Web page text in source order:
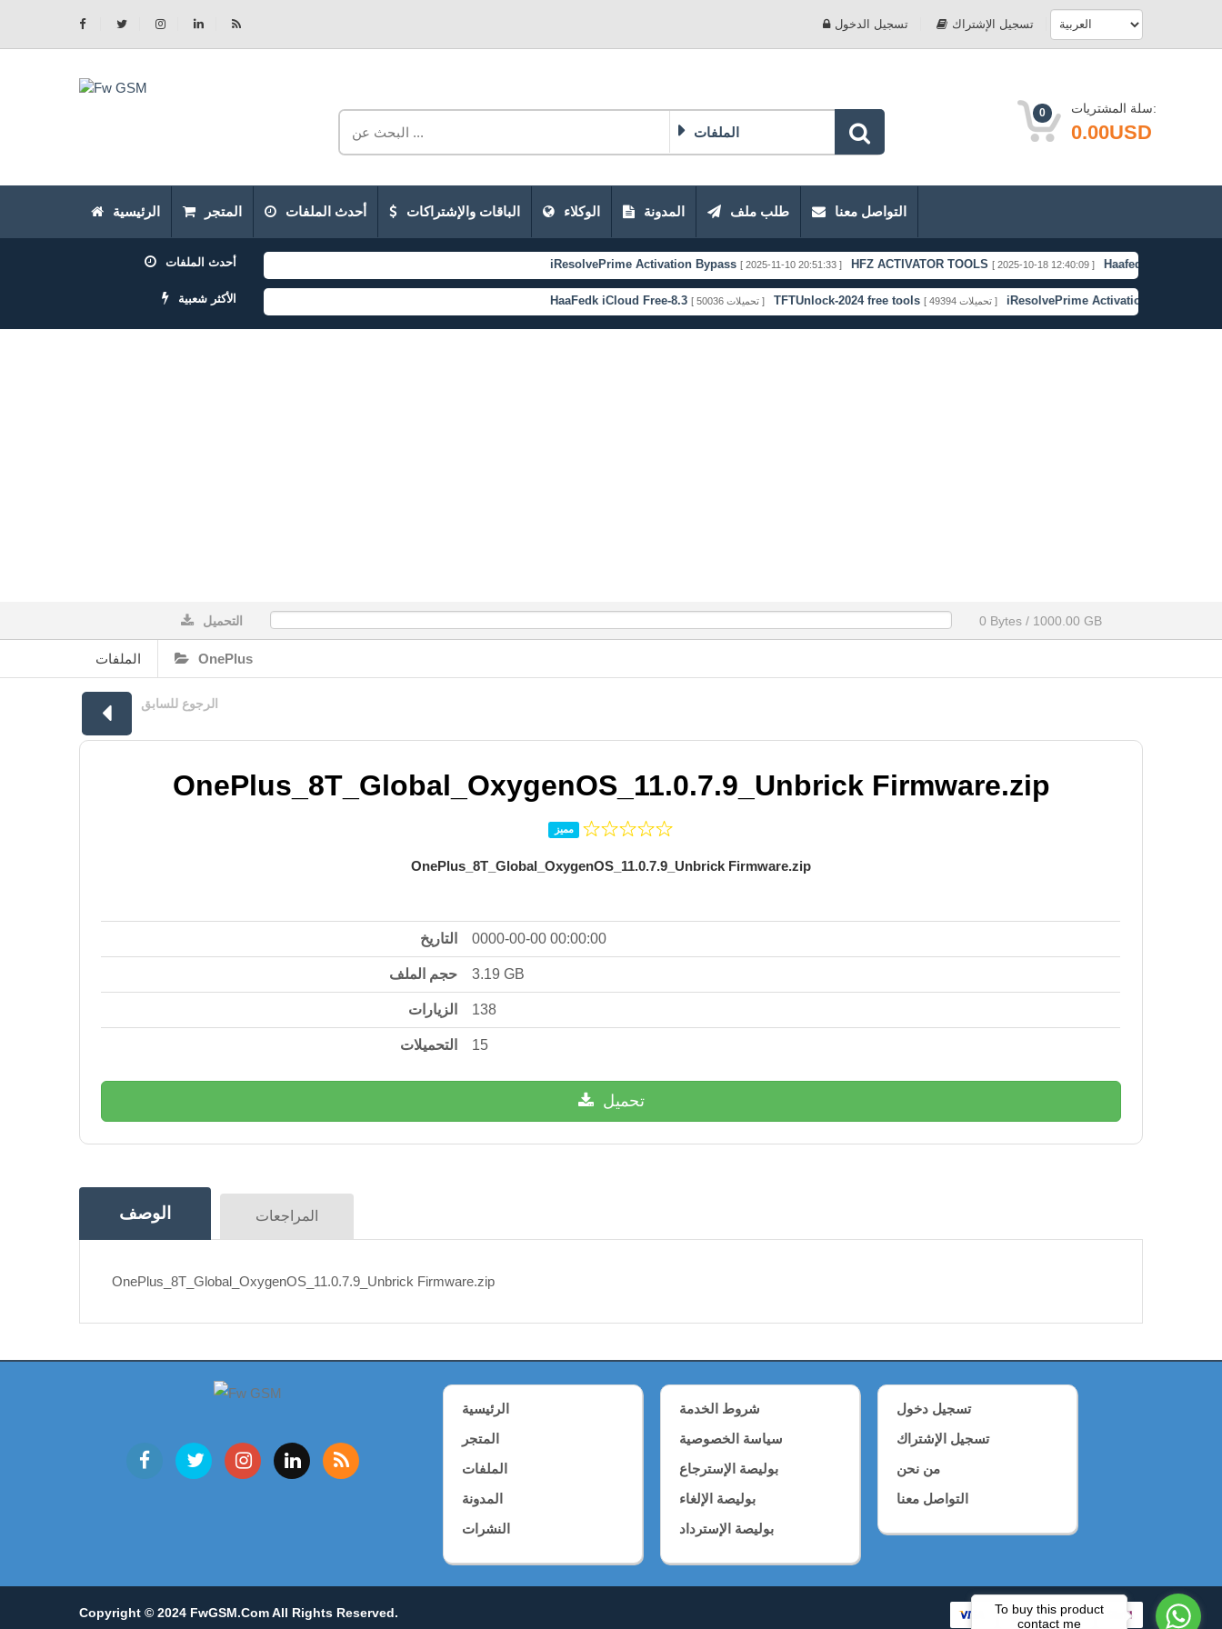
تسجيل الدخول تسجيل الإشتراك
الملفات
0 سلة المشتريات:
0.00USD
الرئيسية المتجر أحدث الملفات الباقات والإشتراكات الوكلاء المدونة طلب ملف التواصل معنا
أحدث الملفات iResolvePrime Activation Bypass [ 2025-11-10 20:51:33 ] HFZ ACTIVATOR TOOLS [ 2025-10-18 12:40:09 ] Haafedk Gsm Free
الأكثر شعبية HaaFedk iCloud Free-8.3 [ 50036 تحميلات ] TFTUnlock-2024 free tools [ 49394 تحميلات ] iResolvePrime Activation Bypass
التحميل 0 Bytes / 1000.00 GB
الملفات OnePlus
الرجوع للسابق
OnePlus_8T_Global_OxygenOS_11.0.7.9_Unbrick Firmware.zip
مميز
OnePlus_8T_Global_OxygenOS_11.0.7.9_Unbrick Firmware.zip
التاريخ 0000-00-00 00:00:00
حجم الملف 3.19 GB
الزيارات 138
التحميلات 15
تحميل
الوصف المراجعات
OnePlus_8T_Global_OxygenOS_11.0.7.9_Unbrick Firmware.zip
الرئيسية
المتجر
الملفات
المدونة
النشرات
شروط الخدمة
سياسة الخصوصية
بوليصة الإسترجاع
بوليصة الإلغاء
بوليصة الإسترداد
تسجيل دخول
تسجيل الإشتراك
من نحن
التواصل معنا
Copyright © 2024 FwGSM.comAll Rights Reserved.
To buy this product
contact me